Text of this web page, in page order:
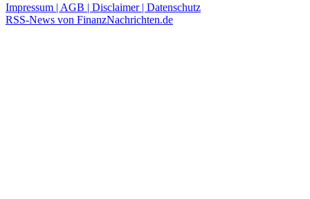
Impressum | AGB | Disclaimer | Datenschutz
RSS-News von FinanzNachrichten.de